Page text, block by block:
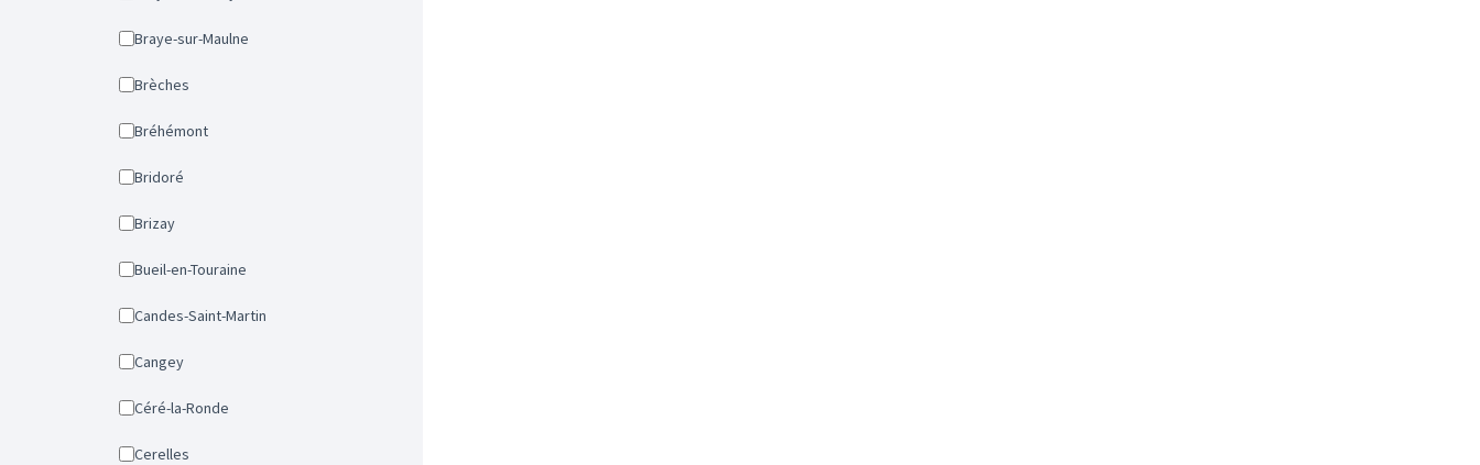
Braye-sur-Maulne
Brèches
Bréhémont
Bridoré
Brizay
Bueil-en-Touraine
Candes-Saint-Martin
Cangey
Céré-la-Ronde
Cerelles